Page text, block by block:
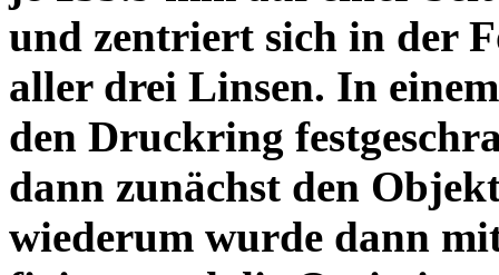
und zentriert sich in der
aller drei Linsen. In
den Druckring
dann zunächst den
wiederum wurde dann